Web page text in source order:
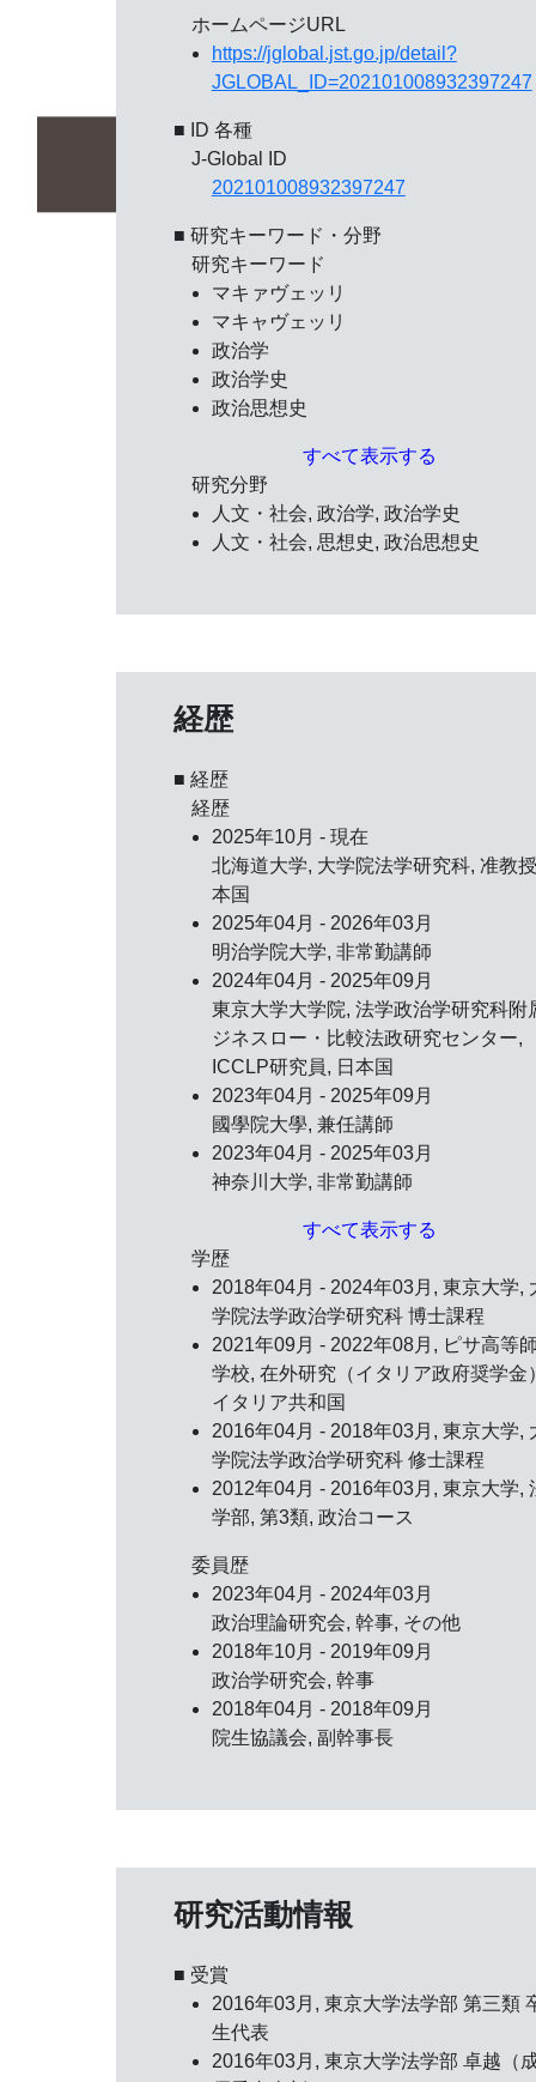
ホームページURL
https://jglobal.jst.go.jp/detail?
JGLOBAL_ID=202101008932397247
■ ID 各種
J-Global ID
202101008932397247
■ 研究キーワード・分野
研究キーワード
マキァヴェッリ
マキャヴェッリ
政治学
政治学史
政治思想史
すべて表示する
研究分野
人文・社会, 政治学, 政治学史
人文・社会, 思想史, 政治思想史
経歴
■ 経歴
経歴
2025年10月 - 現在
北海道大学, 大学院法学研究科, 准教
本国
2025年04月 - 2026年03月
明治学院大学, 非常勤講師
2024年04月 - 2025年09月
東京大学大学院, 法学政治学研究科附
ジネスロー・比較法政研究センター,
ICCLP研究員, 日本国
2023年04月 - 2025年09月
國學院大學, 兼任講師
2023年04月 - 2025年03月
神奈川大学, 非常勤講師
すべて表示する
学歴
2018年04月 - 2024年03月, 東京大学,
学院法学政治学研究科 博士課程
2021年09月 - 2022年08月, ピサ高等
学校, 在外研究（イタリア政府奨学金
イタリア共和国
2016年04月 - 2018年03月, 東京大学,
学院法学政治学研究科 修士課程
2012年04月 - 2016年03月, 東京大学,
学部, 第3類, 政治コース
委員歴
2023年04月 - 2024年03月
政治理論研究会, 幹事, その他
2018年10月 - 2019年09月
政治学研究会, 幹事
2018年04月 - 2018年09月
院生協議会, 副幹事長
研究活動情報
■ 受賞
2016年03月, 東京大学法学部 第三類
生代表
2016年03月, 東京大学法学部 卓越（